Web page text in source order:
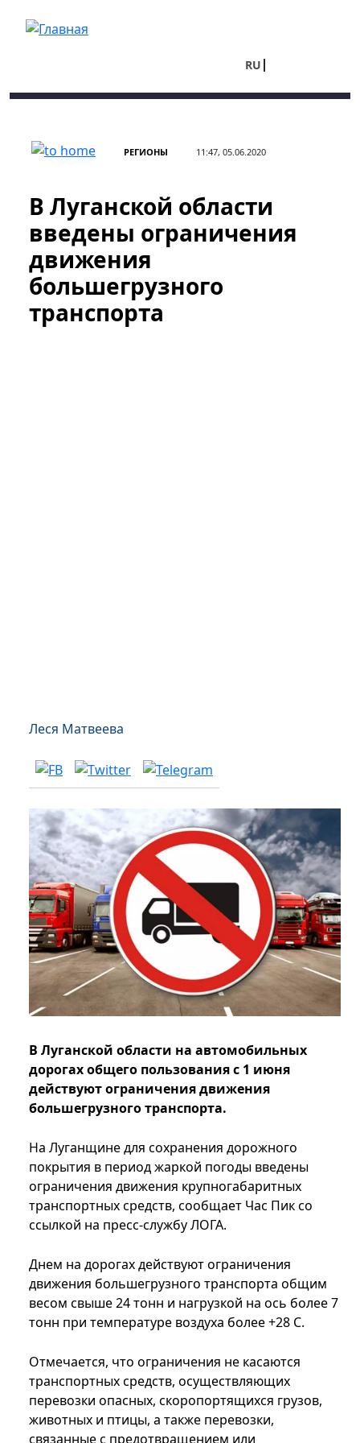
RU
РЕГИОНЫ 11:47, 05.06.2020
В Луганской области
введены ограничения
движения
большегрузного
транспорта
Леся Матвеева
В Луганской области на автомобильных
дорогах общего пользования с 1 июня
действуют ограничения движения
большегрузного транспорта.
На Луганщине для сохранения дорожного
покрытия в период жаркой погоды введены
ограничения движения крупногабаритных
транспортных средств, сообщает Час Пик со
ссылкой на пресс-службу ЛОГА.
Днем на дорогах ​​действуют ограничения
движения большегрузного транспорта общим
весом свыше 24 тонн и нагрузкой на ось более 7
тонн при температуре воздуха более +28 С.
Отмечается, что ограничения не касаются
транспортных средств, осуществляющих
перевозки опасных, скоропортящихся грузов,
животных и птицы, а также перевозки,
связанные с предотвращением или